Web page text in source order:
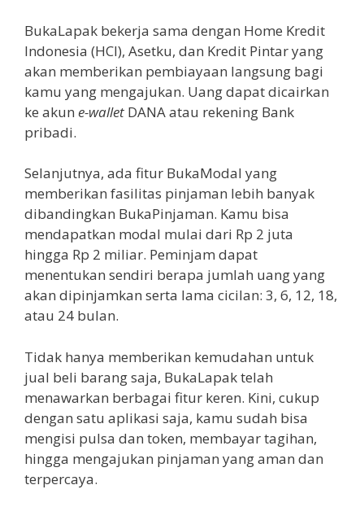
BukaLapak bekerja sama dengan Home Kredit
Indonesia (HCI), Asetku, dan Kredit Pintar yang
akan memberikan pembiayaan langsung bagi
kamu yang mengajukan. Uang dapat dicairkan
ke akun e-wallet DANA atau rekening Bank
pribadi.
Selanjutnya, ada fitur BukaModal yang
memberikan fasilitas pinjaman lebih banyak
dibandingkan BukaPinjaman. Kamu bisa
mendapatkan modal mulai dari Rp 2 juta
hingga Rp 2 miliar. Peminjam dapat
menentukan sendiri berapa jumlah uang yang
akan dipinjamkan serta lama cicilan: 3, 6, 12, 18,
atau 24 bulan.
Tidak hanya memberikan kemudahan untuk
jual beli barang saja, BukaLapak telah
menawarkan berbagai fitur keren. Kini, cukup
dengan satu aplikasi saja, kamu sudah bisa
mengisi pulsa dan token, membayar tagihan,
hingga mengajukan pinjaman yang aman dan
terpercaya.